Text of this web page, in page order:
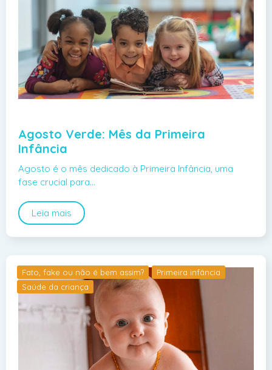
Agosto Verde: Mês da Primeira
Infância
Agosto é o mês dedicado à Primeira Infância, uma
fase crucial para…
Leia mais
Fato, fake ou não é bem assim?
Primeira infância
Saúde da criança